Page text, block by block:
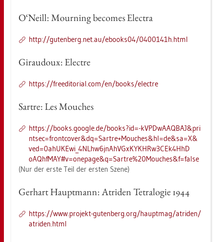
O‘Neill: Mourning be­co­mes Elec­tra
http://​gu­ten­berg.​net.​au/​ebooks04/​0400141h.​html
Girau­doux: Elect­re
https://​fre​edit​oria​l.​com/​en/​books/​elect­re
Sart­re: Les Mou­ches
https://​books.​goog­le.​de/​books?​id=-​kVPDwAAQBAJ&​pri​
ntse​c=fro​ntco​ver&​dq=Sar​tre+Mou​ches&​hl=de&​sa=X&​
ved=0ah​UKEw​i_​4NL​hw6j​nAhV​GxKY​KHRw​3CEk​4HhD​
oAQh​fMAY#​v=one­page&​q=Sar​tre%20M​ouch​es&​f=false
(Nur der erste Teil der ers­ten Szene)
Ger­hart Haupt­mann: Atri­den Te­tra­lo­gie 1944
https://​www.​pro­jekt-​gu­ten­berg.​org/​haupt­mag/​atri­den/​
atri­den.​html